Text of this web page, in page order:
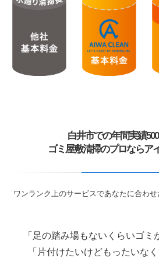
白井市での年間実績
ゴミ屋敷清掃のプロならア
ワンランク上のサービスであなたに合わ
「足の踏み場もないくらいゴミ
「片付けたいけどもったいな